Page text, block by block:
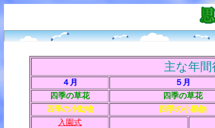
主な年間
４月 ５月
四季の草花
四季の草花
四季の小動物
四季の小動物
入園式